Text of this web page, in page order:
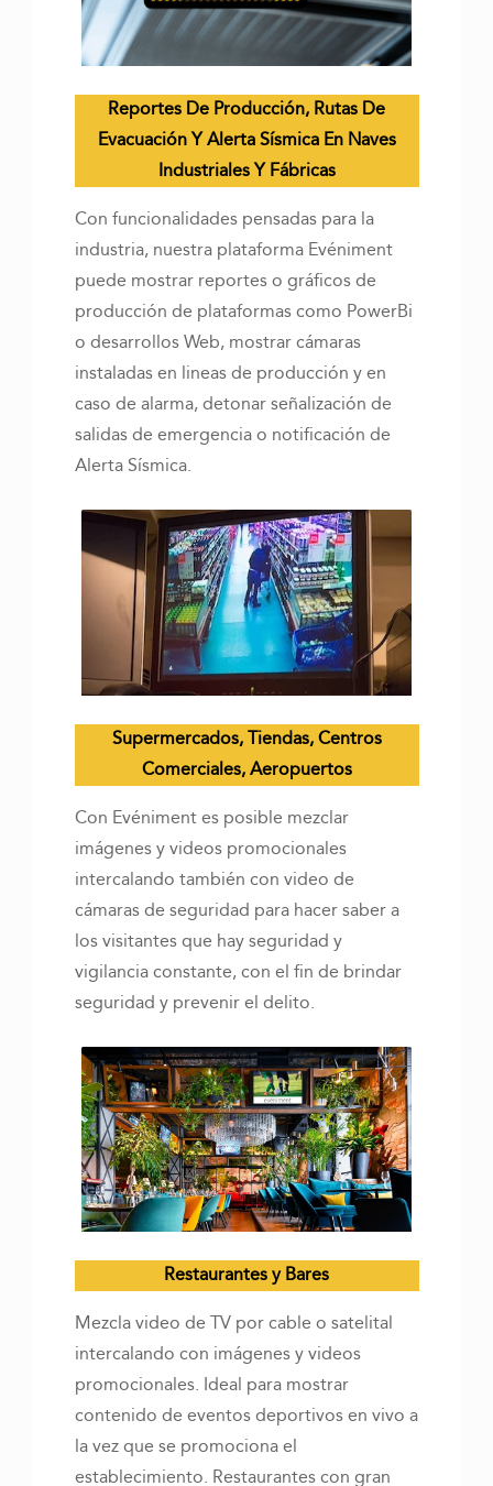
Reportes De Producción, Rutas De
Evacuación Y Alerta Sísmica En Naves
Industriales Y Fábricas
Con funcionalidades pensadas para la
industria, nuestra plataforma Evéniment
puede mostrar reportes o gráficos de
producción de plataformas como PowerBi
o desarrollos Web, mostrar cámaras
instaladas en lineas de producción y en
caso de alarma, detonar señalización de
salidas de emergencia o notificación de
Alerta Sísmica.
Supermercados, Tiendas, Centros
Comerciales, Aeropuertos
Con Evéniment es posible mezclar
imágenes y videos promocionales
intercalando también con video de
cámaras de seguridad para hacer saber a
los visitantes que hay seguridad y
vigilancia constante, con el fin de brindar
seguridad y prevenir el delito.
Restaurantes y Bares
Mezcla video de TV por cable o satelital
intercalando con imágenes y videos
promocionales. Ideal para mostrar
contenido de eventos deportivos en vivo a
la vez que se promociona el
establecimiento. Restaurantes con gran